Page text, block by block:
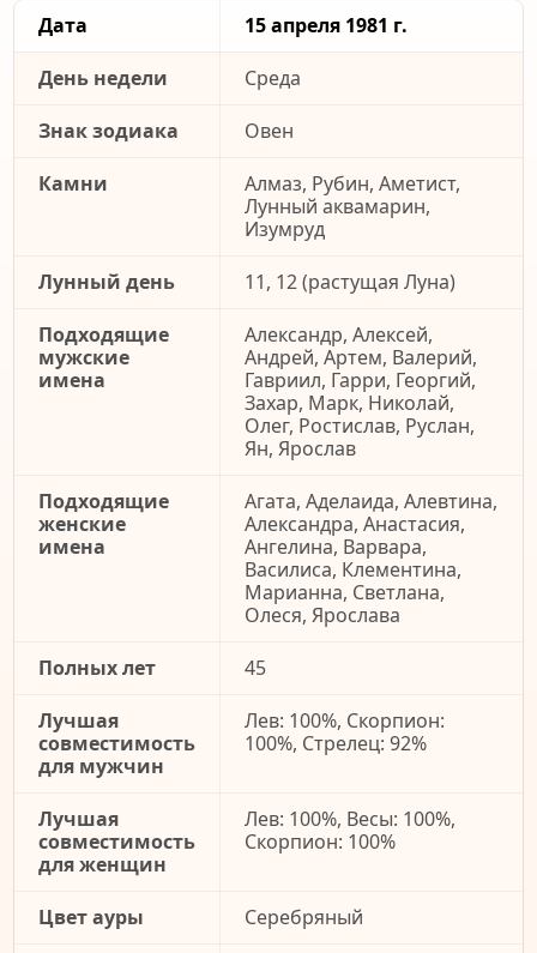
Дата
15 апреля 1981 г.
День недели
Среда
Знак зодиака
Овен
Камни
Алмаз, Рубин, Аметист,
Лунный аквамарин,
Изумруд
Лунный день
11, 12 (растущая Луна)
Подходящие
мужские
имена
Александр, Алексей,
Андрей, Артем, Валерий,
Гавриил, Гарри, Георгий,
Захар, Марк, Николай,
Олег, Ростислав, Руслан,
Ян, Ярослав
Подходящие
женские
имена
Агата, Аделаида, Алевтина,
Александра, Анастасия,
Ангелина, Варвара,
Василиса, Клементина,
Марианна, Светлана,
Олеся, Ярослава
Полных лет
45
Лучшая
совместимость
для мужчин
Лев: 100%, Скорпион:
100%, Стрелец: 92%
Лучшая
совместимость
для женщин
Лев: 100%, Весы: 100%,
Скорпион: 100%
Цвет ауры
Серебряный